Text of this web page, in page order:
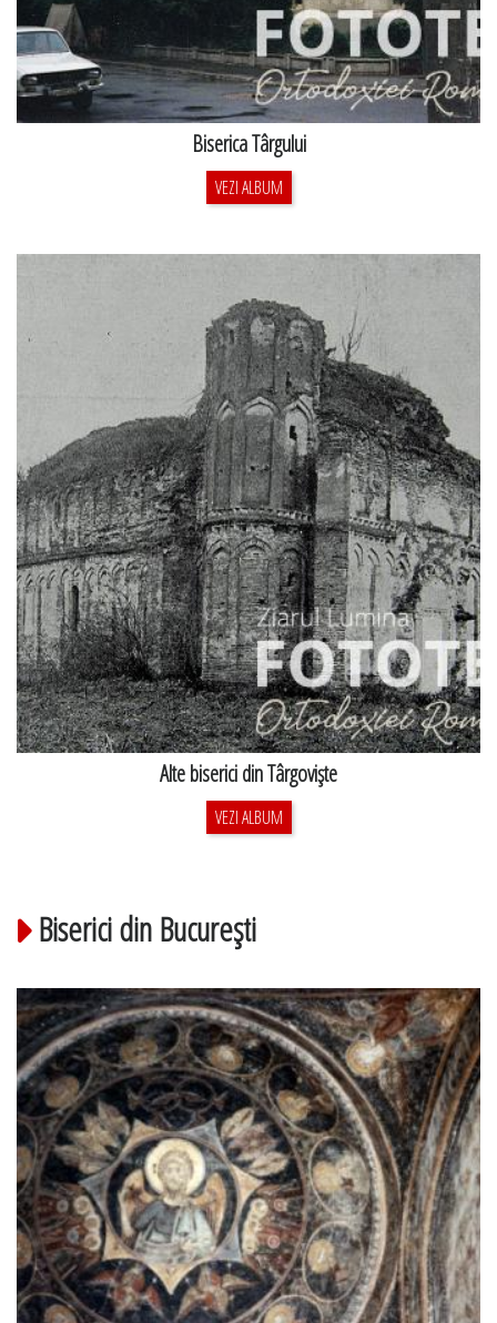
Biserica Târgului
VEZI ALBUM
Alte biserici din Târgovişte
VEZI ALBUM
Biserici din Bucureşti